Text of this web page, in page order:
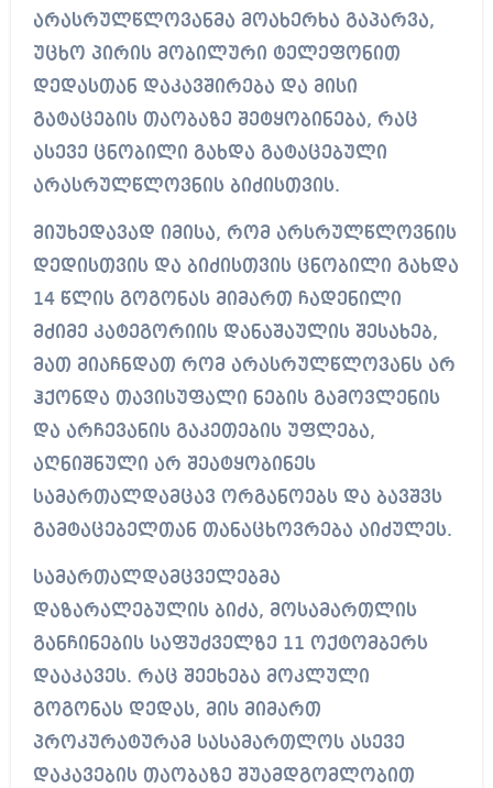
არასრულწლოვანმა მოახერხა გაპარვა,
უცხო პირის მობილური ტელეფონით
დედასთან დაკავშირება და მისი
გატაცების თაობაზე შეტყობინება, რაც
ასევე ცნობილი გახდა გატაცებული
არასრულწლოვნის ბიძისთვის.
მიუხედავად იმისა, რომ არსრულწლოვნის
დედისთვის და ბიძისთვის ცნობილი გახდა
14 წლის გოგონას მიმართ ჩადენილი
მძიმე კატეგორიის დანაშაულის შესახებ,
მათ მიაჩნდათ რომ არასრულწლოვანს არ
ჰქონდა თავისუფალი ნების გამოვლენის
და არჩევანის გაკეთების უფლება,
აღნიშნული არ შეატყობინეს
სამართალდამცავ ორგანოებს და ბავშვს
გამტაცებელთან თანაცხოვრება აიძულეს.
სამართალდამცველებმა
დაზარალებულის ბიძა, მოსამართლის
განჩინების საფუძველზე 11 ოქტომბერს
დააკავეს. რაც შეეხება მოკლული
გოგონას დედას, მის მიმართ
პროკურატურამ სასამართლოს ასევე
დაკავების თაობაზე შუამდგომლობით